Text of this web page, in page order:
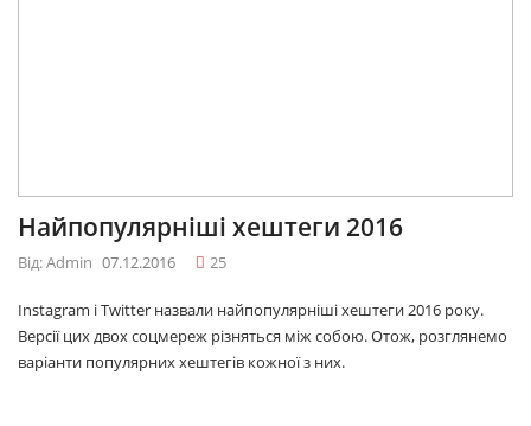
Найпопулярніші хештеги 2016
Від: Admin 07.12.2016 25
Instagram і Twitter назвали найпопулярніші хештеги 2016 року.
Версії цих двох соцмереж різняться між собою. Отож, розглянемо
варіанти популярних хештегів кожної з них.